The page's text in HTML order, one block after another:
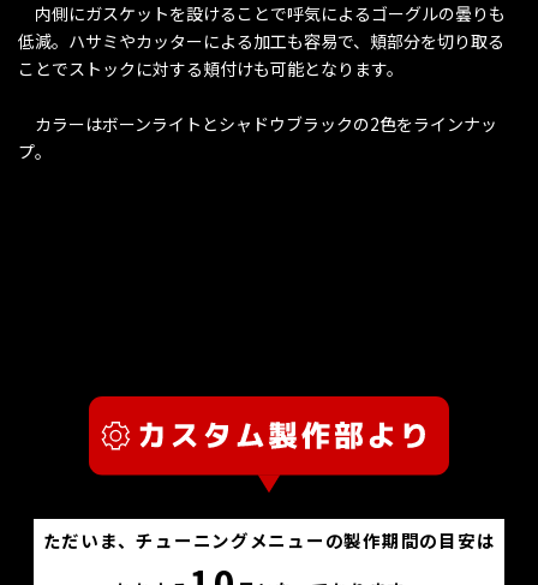
内側にガスケットを設けることで呼気によるゴーグルの曇りも
低減。ハサミやカッターによる加工も容易で、頬部分を切り取る
ことでストックに対する頬付けも可能となります。
カラーはボーンライトとシャドウブラックの2色をラインナッ
プ。
ただいま、チューニングメニューの製作期間の目安は